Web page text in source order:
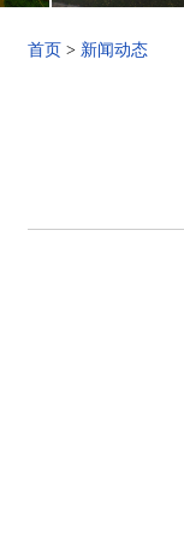
首页 > 新闻动态